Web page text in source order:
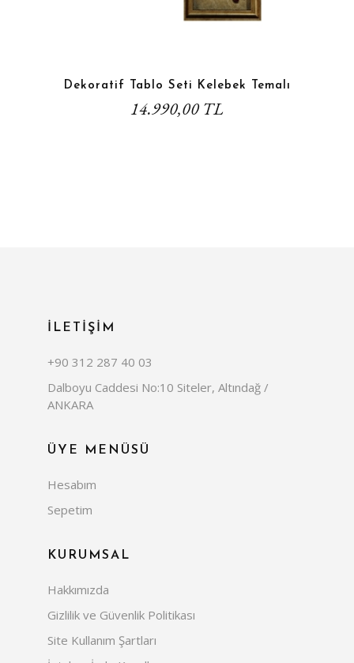
Dekoratif Tablo Seti Kelebek Temalı
14.990,00 TL
İLETİŞİM
+90 312 287 40 03
Dalboyu Caddesi No:10 Siteler, Altındağ /
ANKARA
ÜYE MENÜSÜ
Hesabım
Sepetim
KURUMSAL
Hakkımızda
Gizlilik ve Güvenlik Politikası
Site Kullanım Şartları